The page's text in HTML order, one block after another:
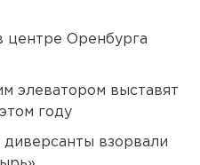
центре Оренбурга
элеватором выставят
году
взорвали